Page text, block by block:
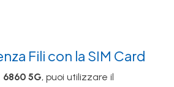
Fili con la SIM Card
6860 5G, puoi utilizzare il